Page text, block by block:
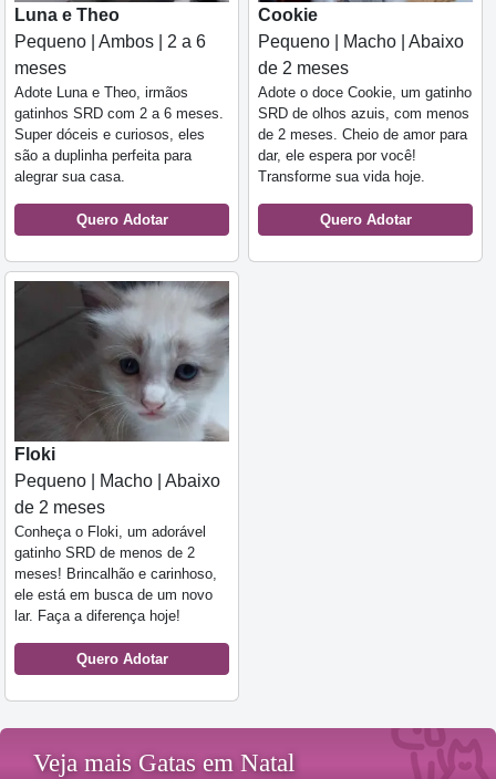
Luna e Theo
Pequeno | Ambos | 2 a 6
meses
Adote Luna e Theo, irmãos
gatinhos SRD com 2 a 6 meses.
Super dóceis e curiosos, eles
são a duplinha perfeita para
alegrar sua casa.
Quero Adotar
Cookie
Pequeno | Macho | Abaixo
de 2 meses
Adote o doce Cookie, um gatinho
SRD de olhos azuis, com menos
de 2 meses. Cheio de amor para
dar, ele espera por você!
Transforme sua vida hoje.
Quero Adotar
Floki
Pequeno | Macho | Abaixo
de 2 meses
Conheça o Floki, um adorável
gatinho SRD de menos de 2
meses! Brincalhão e carinhoso,
ele está em busca de um novo
lar. Faça a diferença hoje!
Quero Adotar
Veja mais Gatas em Natal